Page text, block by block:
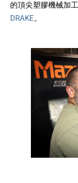
的頂尖塑膠機械加
DRAKE。